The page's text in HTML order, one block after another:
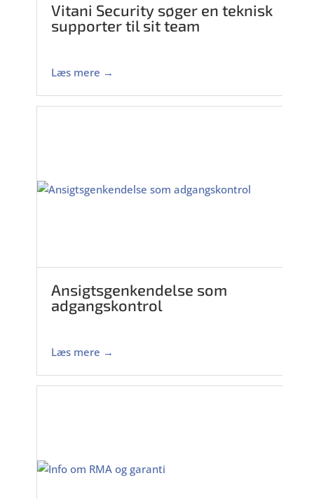
Vitani Security søger en teknisk
supporter til sit team
Læs mere →
Ansigtsgenkendelse som
adgangskontrol
Læs mere →